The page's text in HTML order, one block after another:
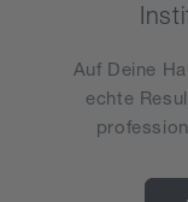
Auf Deine
echte